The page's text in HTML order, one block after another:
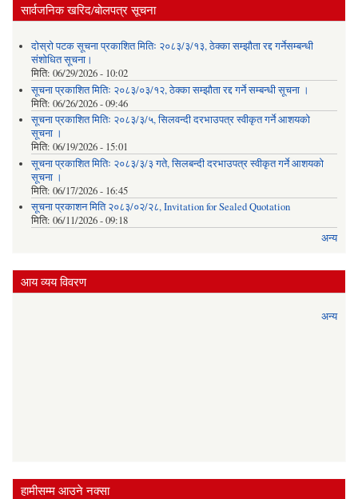
सार्वजनिक खरिद/बोलपत्र सूचना
दोस्रो पटक सूचना प्रकाशित मितिः २०८३/३/१३, ठेक्का सम्झौता रद्द गर्नेसम्बन्धी
संशोधित सूचना।
मिति: 06/29/2026 - 10:02
सूचना प्रकाशित मितिः २०८३/०३/१२, ठेक्का सम्झौता रद्द गर्ने सम्बन्धी सूचना ।
मिति: 06/26/2026 - 09:46
सूचना प्रकाशित मितिः २०८३/३/५, सिलवन्दी दरभाउपत्र स्वीकृत गर्ने आशयको
सूचना ।
मिति: 06/19/2026 - 15:01
सूचना प्रकाशित मितिः २०८३/३/३ गते, सिलबन्दी दरभाउपत्र स्वीकृत गर्ने आशयको
सूचना ।
मिति: 06/17/2026 - 16:45
सूचना प्रकाशन मिति २०८३/०२/२८, Invitation for Sealed Quotation
मिति: 06/11/2026 - 09:18
अन्य
आय व्यय विवरण
अन्य
हामीसम्म आउने नक्सा